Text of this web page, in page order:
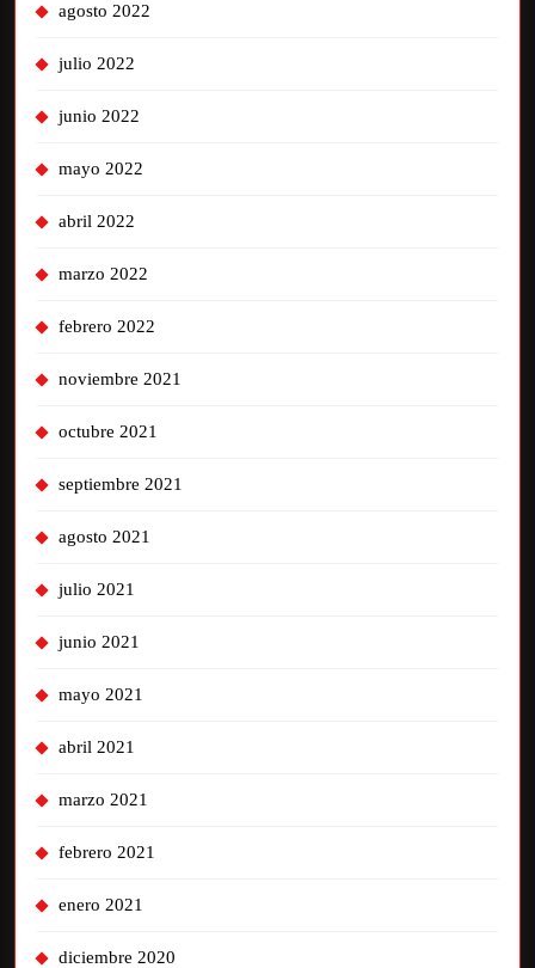
agosto 2022
julio 2022
junio 2022
mayo 2022
abril 2022
marzo 2022
febrero 2022
noviembre 2021
octubre 2021
septiembre 2021
agosto 2021
julio 2021
junio 2021
mayo 2021
abril 2021
marzo 2021
febrero 2021
enero 2021
diciembre 2020